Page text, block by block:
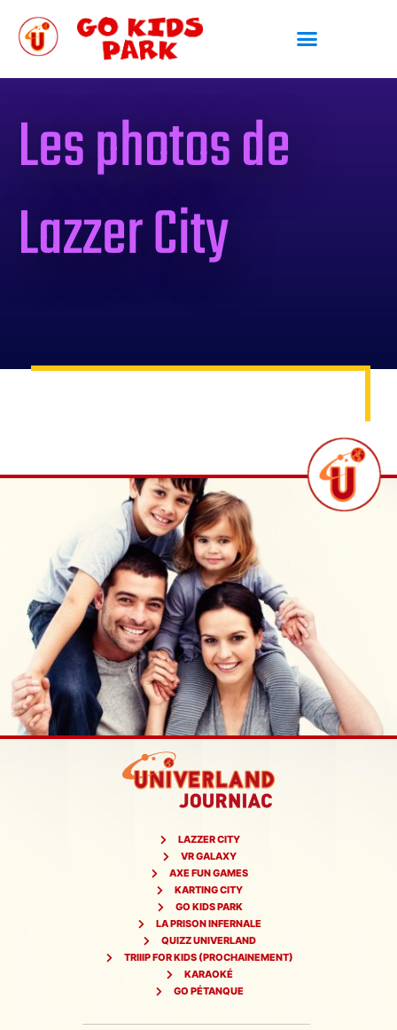
Les photos de
Lazzer City
LAZZER CITY
VR GALAXY
AXE FUN GAMES
KARTING CITY
GO KIDS PARK
LA PRISON INFERNALE
QUIZZ UNIVERLAND
TRIIIP FOR KIDS (PROCHAINEMENT)
KARAOKÉ
GO PÉTANQUE